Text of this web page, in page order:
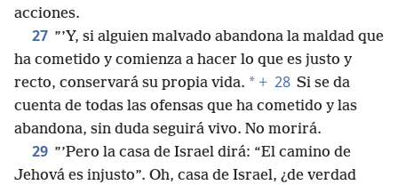
acciones.
27 ”’Y, si alguien malvado abandona la maldad que
ha cometido y comienza a hacer lo que es justo y
recto, conservará su propia vida. * + 28 Si se da
cuenta de todas las ofensas que ha cometido y las
abandona, sin duda seguirá vivo. No morirá.
29 ”’Pero la casa de Israel dirá: “El camino de
Jehová es injusto”. Oh, casa de Israel, ¿de verdad